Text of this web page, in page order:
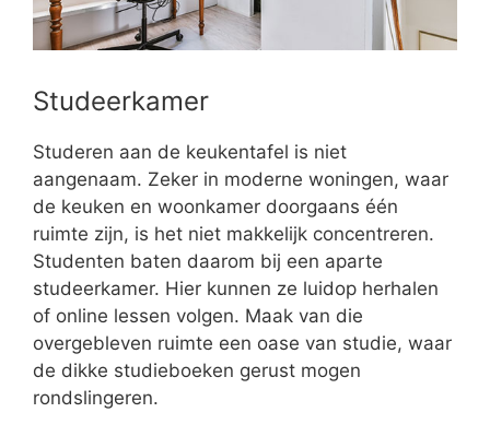
Studeerkamer
Studeren aan de keukentafel is niet
aangenaam. Zeker in moderne woningen, waar
de keuken en woonkamer doorgaans één
ruimte zijn, is het niet makkelijk concentreren.
Studenten baten daarom bij een aparte
studeerkamer. Hier kunnen ze luidop herhalen
of online lessen volgen. Maak van die
overgebleven ruimte een oase van studie, waar
de dikke studieboeken gerust mogen
rondslingeren.